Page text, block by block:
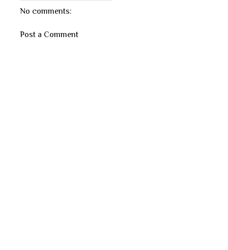
No comments:
Post a Comment